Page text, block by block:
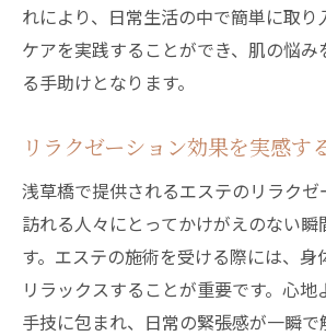
れにより、日常生活の中で簡単に取り
ケアを実践することができ、肌の悩み
る手助けとなります。
リラクゼーション効果を実感す
浅草橋で提供されるエステのリラクゼ
訪れる人々にとってかけがえのない瞬
す。エステの施術を受ける際には、身
リラックスすることが重要です。心地
手技に包まれ、日常の緊張感が一瞬